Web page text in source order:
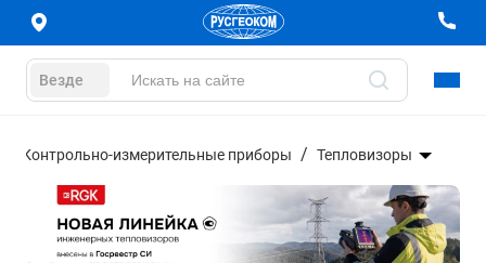
Везде
Контрольно-измерительные приборы Тепловизоры